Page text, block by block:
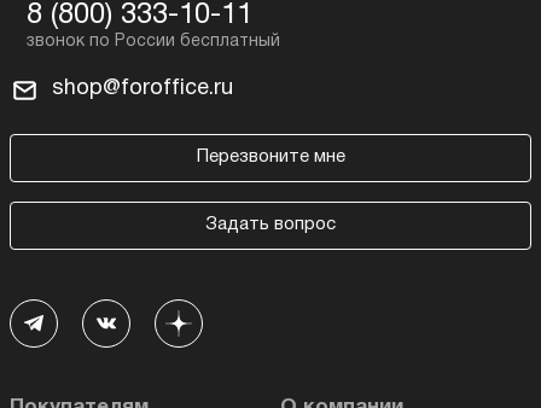
8 (800) 333-10-11
shop@foroffice.ru
Перезвоните мне
Задать вопрос